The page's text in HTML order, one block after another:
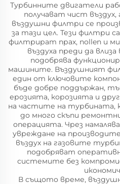
Турбинните двигатели
получават чист
въздушни филтри се
за тази цел. Тези филтри
филтрират прах, пollen и
въздуха преди да
подобрява
машините. Въздушният
един от ключовите
бъде добре поддържан,
ерозията, корозията и
на частите на турбината,
до много скъпи
операцията. Чрез
увреждане на
въздух на газовите
подобряват
системите без
В същото време,